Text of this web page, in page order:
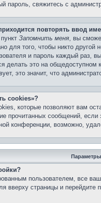
пароль, свяжитесь с
повторять ввод
Запомнить меня, вы
для того, чтобы никто
и пароль каждый раз,
делать это на общедоступном
это значит, что
cookies»?
которые позволяют вам
прочитанных сообщений,
конференции, возможно,
Параметры
пользователем, все
вверху страницы и перейдите